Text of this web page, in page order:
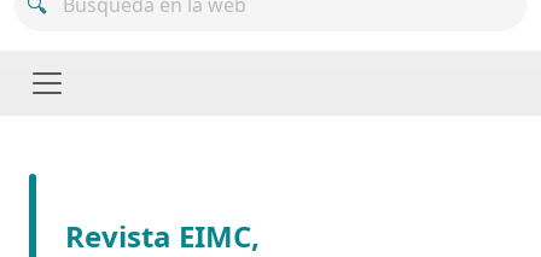
Revista EIMC,